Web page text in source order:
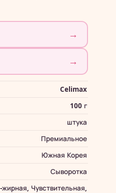
→
→
Celimax
100 г
штука
Премиальное
Южная Корея
Сыворотка
Чувствительная,